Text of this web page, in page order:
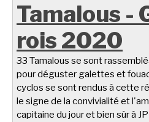
Tamalous -
rois 2020
33 Tamalous se sont
pour déguster galettes et
cyclos se sont rendus à cette
le signe de la convivialité et
capitaine du jour et bien sûr à